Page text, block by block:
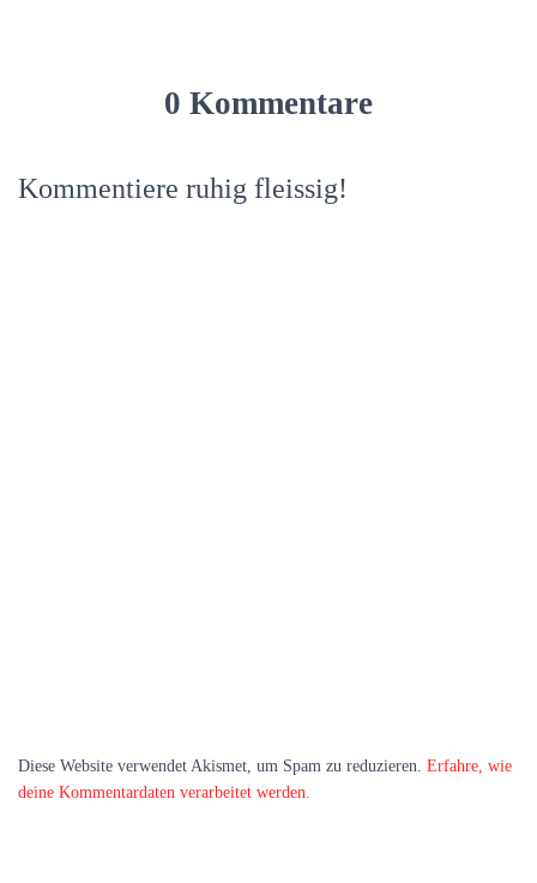
0 Kommentare
Kommentiere ruhig fleissig!
Diese Website verwendet Akismet, um Spam zu reduzieren. Erfahre, wie
deine Kommentardaten verarbeitet werden.